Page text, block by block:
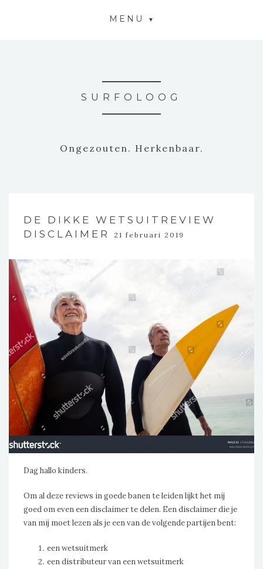
MENU
SURFOLOOG
Ongezouten. Herkenbaar.
DE DIKKE WETSUITREVIEW
DISCLAIMER
21 februari 2019
Dag hallo kinders.
Om al deze reviews in goede banen te leiden lijkt het mij
goed om even een disclaimer te delen. Een disclaimer die je
van mij moet lezen als je een van de volgende partijen bent:
een wetsuitmerk
een distributeur van een wetsuitmerk